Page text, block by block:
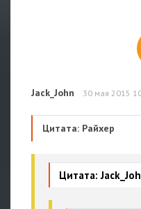
Jack_John 30 мая 2015
Цитата: Райхер
Цитата: